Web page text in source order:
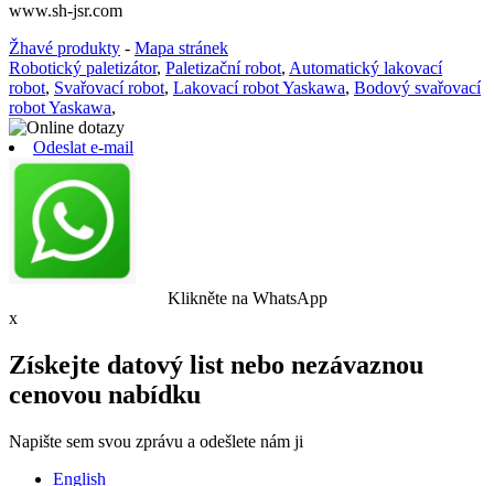
www.sh-jsr.com
Žhavé produkty - Mapa stránek
Robotický paletizátor, Paletizační robot, Automatický lakovací
robot, Svařovací robot, Lakovací robot Yaskawa, Bodový svařovací
robot Yaskawa,
Odeslat e-mail
Klikněte na WhatsApp
x
Získejte datový list nebo nezávaznou
cenovou nabídku
Napište sem svou zprávu a odešlete nám ji
English